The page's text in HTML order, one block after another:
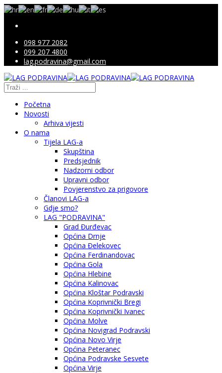
098 977 2082
099 207 4800
lag.podravina@gmail.com
Početna
Novosti
Arhiva vijesti
O nama
Tijela LAG-a
Skupština
Predsjednik
Nadzorni odbor
Upravni odbor
Povjerenstvo za prigovore
Članovi LAG-a
Gdje smo?
LAG "PODRAVINA"
Grad Đurđevac
Općina Drnje
Općina Đelekovec
Općina Ferdinandovac
Općina Gola
Općina Hlebine
Općina Kalinovac
Općina Kloštar Podravski
Općina Koprivnički Bregi
Općina Koprivnički Ivanec
Općina Molve
Općina Novigrad Podravski
Općina Novo Virje
Općina Peteranec
Općina Podravske Sesvete
Općina Virje